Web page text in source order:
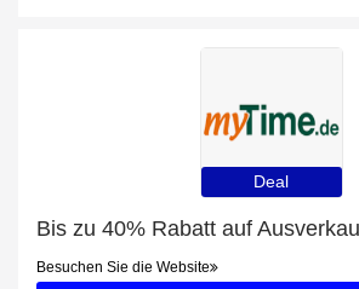
Deal
Besuchen Sie die Website